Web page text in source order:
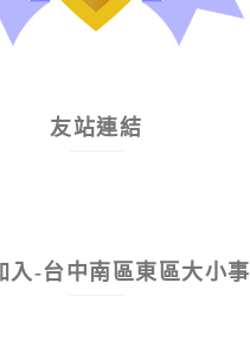
友站連結
入-台中南區東區大小事